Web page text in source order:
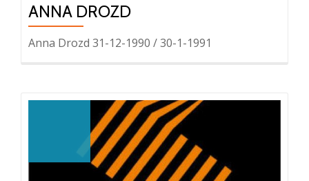
ANNA DROZD
Anna Drozd 31-12-1990 / 30-1-1991